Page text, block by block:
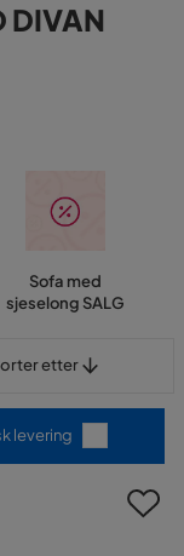
DIVAN
Sofa med
sjeselong SALG
etter
levering